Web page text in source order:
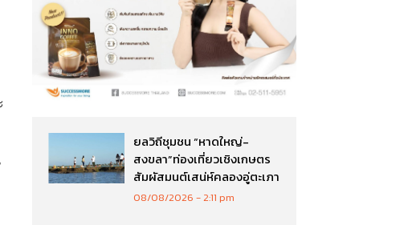
ยลวิถีชุมชน “หาดใหญ่-
สงขลา”ท่องเที่ยวเชิงเกษตร
สัมผัสมนต์เสน่ห์คลองอู่ตะเภา
08/08/2026 2:11 pm